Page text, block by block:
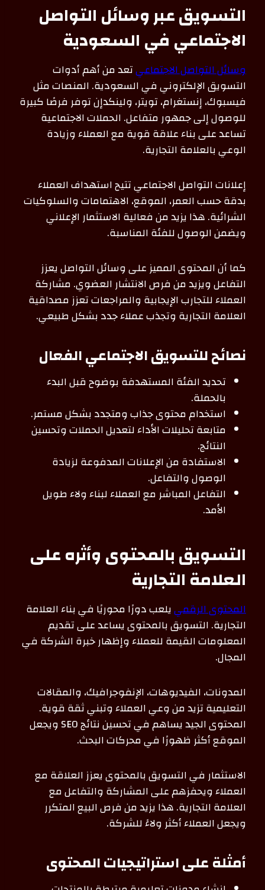
التسويق عبر وسائل التواصل
الاجتماعي في السعودية
وسائل التواصل الاجتماعيتعد من أهم أدوات
التسويق الإلكتروني في السعودية. المنصات مثل
فيسبوك، إنستغرام، تويتر، ولينكدإن توفر فرصًا كبيرة
للوصول إلى جمهور متفاعل. الحملات الاجتماعية
تساعد على بناء علاقة قوية مع العملاء وزيادة
الوعي بالعلامة التجارية.
إعلانات التواصل الاجتماعي تتيح استهداف العملاء
بدقة حسب العمر، الموقع، الاهتمامات والسلوكيات
الشرائية. هذا يزيد من فعالية الاستثمار الإعلاني
ويضمن الوصول للفئة المناسبة.
كما أن المحتوى المميز على وسائل التواصل يعزز
التفاعل ويزيد من فرص الانتشار العضوي. مشاركة
العملاء للتجارب الإيجابية والمراجعات تعزز مصداقية
العلامة التجارية وتجذب عملاء جدد بشكل طبيعي.
نصائح للتسويق الاجتماعي الفعال
تحديد الفئة المستهدفة بوضوح قبل البدء
بالحملة.
استخدام محتوى جذاب ومتجدد بشكل مستمر.
متابعة تحليلات الأداء لتعديل الحملات وتحسين
النتائج.
الاستفادة من الإعلانات المدفوعة لزيادة
الوصول والتفاعل.
التفاعل المباشر مع العملاء لبناء ولاء طويل
الأمد.
التسويق بالمحتوى وأثره على
العلامة التجارية
المحتوى الرقمييلعب دورًا محوريًا في بناء العلامة
التجارية. التسويق بالمحتوى يساعد على تقديم
المعلومات القيمة للعملاء وإظهار خبرة الشركة في
المجال.
المدونات، الفيديوهات، الإنفوجرافيك، والمقالات
التعليمية تزيد من وعي العملاء وتبني ثقة قوية.
المحتوى الجيد يساهم في تحسين نتائج SEO ويجعل
الموقع أكثر ظهورًا في محركات البحث.
الاستثمار في التسويق بالمحتوى يعزز العلاقة مع
العملاء ويحفزهم على المشاركة والتفاعل مع
العلامة التجارية. هذا يزيد من فرص البيع المتكرر
ويجعل العملاء أكثر ولاءً للشركة.
أمثلة على استراتيجيات المحتوى